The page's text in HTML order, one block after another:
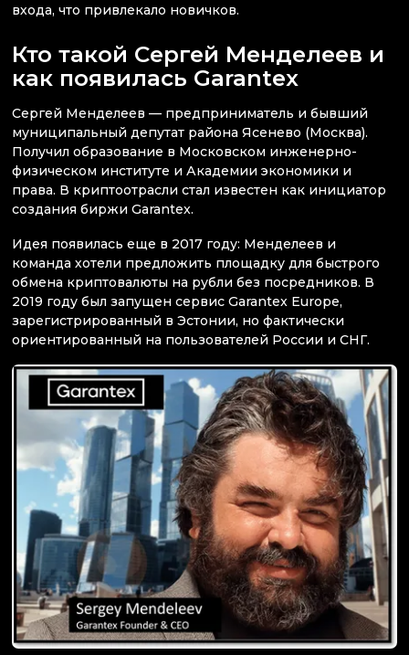
входа, что привлекало новичков.
Кто такой Сергей Менделеев и
как появилась Garantex
Сергей Менделеев — предприниматель и бывший
муниципальный депутат района Ясенево (Москва).
Получил образование в Московском инженерно-
физическом институте и Академии экономики и
права. В криптоотрасли стал известен как инициатор
создания биржи Garantex.
Идея появилась еще в 2017 году: Менделеев и
команда хотели предложить площадку для быстрого
обмена криптовалюты на рубли без посредников. В
2019 году был запущен сервис Garantex Europe,
зарегистрированный в Эстонии, но фактически
ориентированный на пользователей России и СНГ.